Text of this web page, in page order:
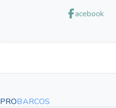
acebook
PROBARCOS